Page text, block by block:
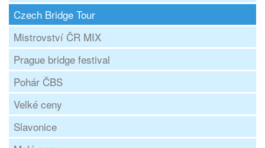
Czech Bridge Tour
Mistrovství ČR MIX
Prague bridge festival
Pohár ČBS
Velké ceny
Slavonice